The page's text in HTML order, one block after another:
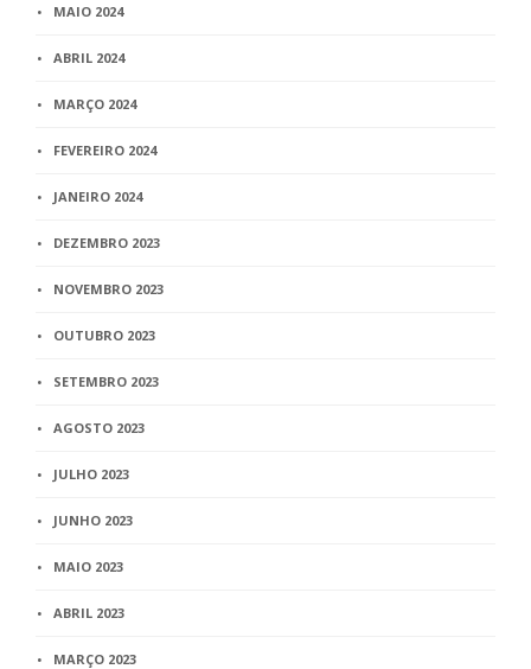
MAIO 2024
ABRIL 2024
MARÇO 2024
FEVEREIRO 2024
JANEIRO 2024
DEZEMBRO 2023
NOVEMBRO 2023
OUTUBRO 2023
SETEMBRO 2023
AGOSTO 2023
JULHO 2023
JUNHO 2023
MAIO 2023
ABRIL 2023
MARÇO 2023